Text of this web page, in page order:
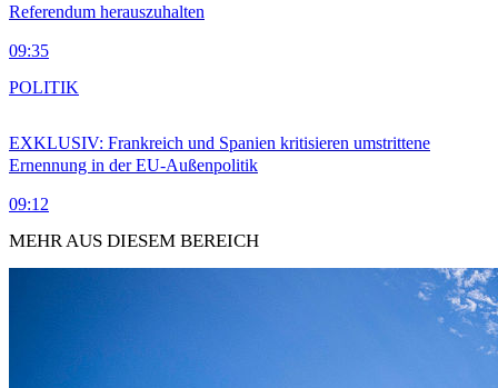
Referendum herauszuhalten
09:35
EXKLUSIV: Frankreich und Spanien kritisieren umstrittene
Ernennung in der EU-Außenpolitik
09:12
POLITIK
MEHR AUS DIESEM BEREICH